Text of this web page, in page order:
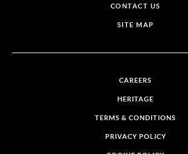
CONTACT US
SITE MAP
CAREERS
HERITAGE
TERMS & CONDITIONS
PRIVACY POLICY